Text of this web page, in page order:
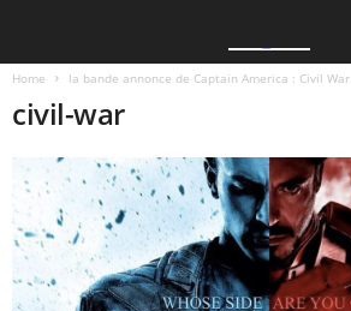
Home la bande annonce de Captain America : Civil War
civil-war